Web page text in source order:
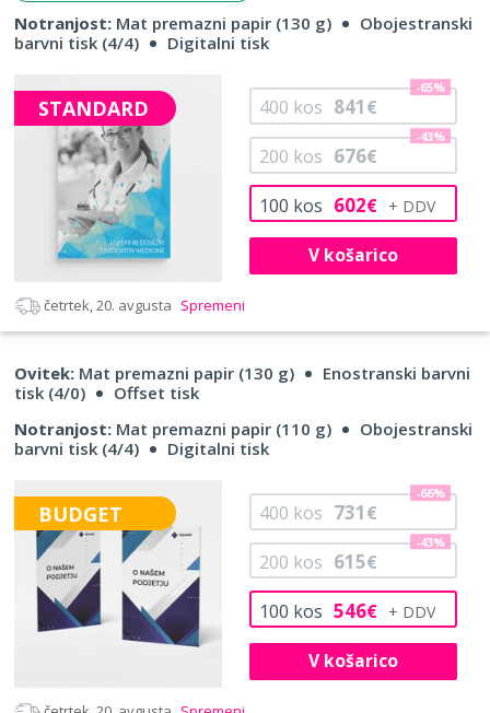
Notranjost: Mat premazni papir (130 g)
Obojestranski
barvni tisk (4/4)
Digitalni tisk
STANDARD
100 kos 602€
200 kos 676€
-43%
400 kos 841€
-65%
V košarico
četrtek, 20. avgusta Spremeni
Ovitek: Mat premazni papir (130 g)
Enostranski barvni
tisk (4/0)
Offset tisk
Notranjost: Mat premazni papir (110 g)
Obojestranski
barvni tisk (4/4)
Digitalni tisk
BUDGET
100 kos 546€
200 kos 615€
-43%
400 kos 731€
-66%
V košarico